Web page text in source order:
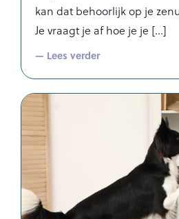
kan dat behoorlijk op je
Je vraagt je af hoe je je
— Lees verder